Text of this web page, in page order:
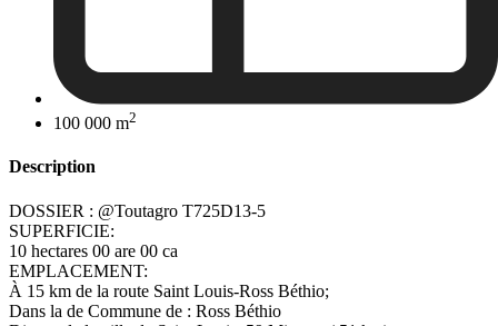
100 000 m2
Description
DOSSIER : @Toutagro T725D13-5
SUPERFICIE:
10 hectares 00 are 00 ca
EMPLACEMENT:
À 15 km de la route Saint Louis-Ross Béthio;
Dans la de Commune de : Ross Béthio